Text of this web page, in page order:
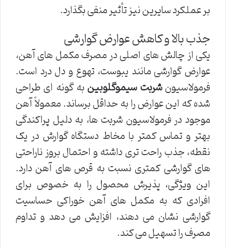
بر عملکرد سایرین نیز تأثیر منفی بگذارد.
جذب بالا و کاهش عوارض گوارشی
یکی از چالش های اصلی در مصرف مکمل های آهن،
عوارض گوارشی مانند یبوست، تهوع و دل درد است.
فرمولاسیونشربت سیموگلوبینبه گونه ای طراحی
شده که این عوارض را به حداقل برساند. معمولاً آهن
موجود در فرمولاسیون شربت ها، به دلیل پراکندگی
بهتر و تماس کمتر با مخاط دستگاه گوارش در یک
نقطه، جذب راحت تری داشته و احتمال بروز ناراحتی
های گوارشی کمتری نسبت به قرص های آهن دارد.
این ویژگی، پذیرش محصول را به خصوص برای
افرادی که به مکمل های آهن خوراکی حساسیت
گوارشی نشان می دهند، افزایش می دهد و تداوم
مصرف را تسهیل می کند.